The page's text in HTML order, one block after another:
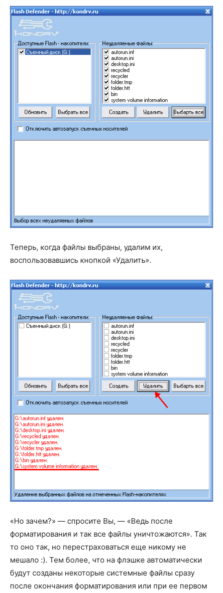
Теперь, когда файлы выбраны, удалим их,
воспользовавшись кнопкой «Удалить».
«Но зачем?» — спросите Вы, — «Ведь после
форматирования и так все файлы уничтожаются». Так
то оно так, но перестраховаться еще никому не
мешало :). Тем более, что на флэшке автоматически
будут созданы некоторые системные файлы сразу
после окончания форматирования или при ее первом